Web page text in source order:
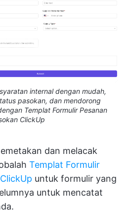
internal dengan mudah,
pasokan, dan mendorong
Templat Formulir Pesanan
ClickUp
dan melacak
Templat Formulir
untuk formulir yang
untuk mencatat